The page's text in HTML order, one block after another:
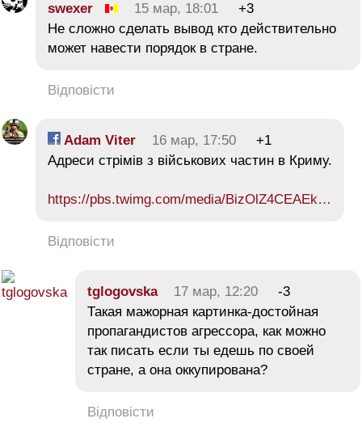
swexer 15 мар, 18:01
+3
Не сложно сделать вывод кто действительно
может навести порядок в стране.
Відповісти
Adam Viter 16 мар, 17:50
+1
Адреси стрімів з військових частин в Криму.
https://pbs.twimg.com/media/BizOlZ4CEAEk…
Відповісти
tglogovska 17 мар, 12:20
-3
Такая мажорная картинка-достойная
пропагандистов агрессора, как можно
так писать если ты едешь по своей
стране, а она оккупирована?
Відповісти